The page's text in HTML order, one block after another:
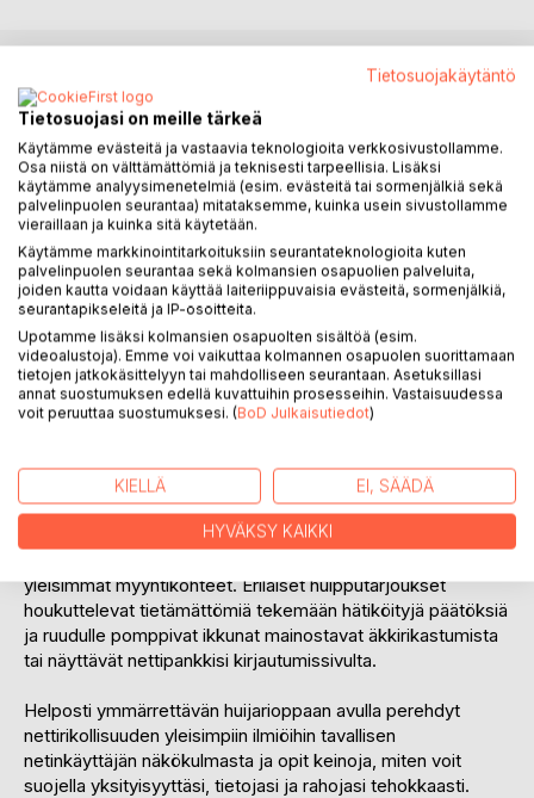
KUVAUS
Huijaaminen on tehty netissä liian helpoksi.
Tuttusi tai sinä itse olet törmännyt huijariin. Usein vahinko on
ehtinyt jo tapahtua ja rahat on menetetty huijarin kadotessa
eetteriin. Rahoja ei saa koskaan takaisin, eikä myyntisivusto
voi muuta kuin levitellä käsiään.
Nettihuijauksia ilmoitetaan poliisille vuosittain yli
kymmenentuhatta kasvavissa määrin, joten voi helposti
päätellä miten yleinen ilmiö on kyseessä ja millaiset
mahdollisuudet viranomaisilla on rikoksia selvittää. Uutisista
tunnu olevan vaikutusta.
Paras keino huijauksilta välttymiseen on oppia tunnistamaan
yleisimmät myyntikohteet. Erilaiset huipputarjoukset
houkuttelevat tietämättömiä tekemään hätiköityjä päätöksiä
ja ruudulle pomppivat ikkunat mainostavat äkkirikastumista
tai näyttävät nettipankkisi kirjautumissivulta.
Helposti ymmärrettävän huijarioppaan avulla perehdyt
nettirikollisuuden yleisimpiin ilmiöihin tavallisen
netinkäyttäjän näkökulmasta ja opit keinoja, miten voit
suojella yksityisyyttäsi, tietojasi ja rahojasi tehokkaasti.
Tietosuojakäytäntö
Tietosuojasi on meille tärkeä
Käytämme evästeitä ja vastaavia teknologioita verkkosivustollamme.
Osa niistä on välttämättömiä ja teknisesti tarpeellisia. Lisäksi
käytämme analyysimenetelmiä (esim. evästeitä tai sormenjälkiä sekä
palvelinpuolen seurantaa) mitataksemme, kuinka usein sivustollamme
vieraillaan ja kuinka sitä käytetään.
Käytämme markkinointitarkoituksiin seurantateknologioita kuten
palvelinpuolen seurantaa sekä kolmansien osapuolien palveluita,
joiden kautta voidaan käyttää laiteriippuvaisia evästeitä, sormenjälkiä,
seurantapikseleitä ja IP-osoitteita.
Upotamme lisäksi kolmansien osapuolten sisältöä (esim.
videoalustoja). Emme voi vaikuttaa kolmannen osapuolen suorittamaan
tietojen jatkokäsittelyyn tai mahdolliseen seurantaan. Asetuksillasi
annat suostumuksen edellä kuvattuihin prosesseihin. Vastaisuudessa
voit peruuttaa suostumuksesi. (BoD Julkaisutiedot)
KIELLÄ EI, SÄÄDÄ
HYVÄKSY KAIKKI